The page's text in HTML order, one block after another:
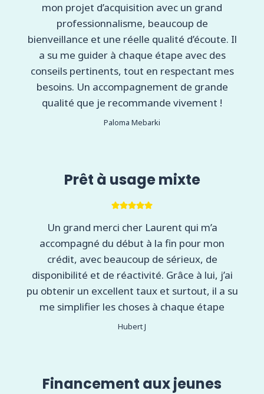
mon projet d’acquisition avec un grand
professionnalisme, beaucoup de
bienveillance et une réelle qualité d’écoute. Il
a su me guider à chaque étape avec des
conseils pertinents, tout en respectant mes
besoins. Un accompagnement de grande
qualité que je recommande vivement !
Paloma Mebarki
Prêt à usage mixte
Un grand merci cher Laurent qui m’a
accompagné du début à la fin pour mon
crédit, avec beaucoup de sérieux, de
disponibilité et de réactivité. Grâce à lui, j’ai
pu obtenir un excellent taux et surtout, il a su
me simplifier les choses à chaque étape
Hubert J
Financement aux jeunes